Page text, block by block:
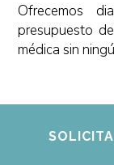
Ofrecemos
presupuesto
médica sin